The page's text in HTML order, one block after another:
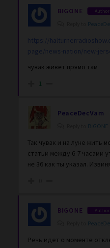
BIGONE Author
https://
page/news-nation/new-
чувак живет прямо там
1
PeaceDecVam
BIGONE
Так чувак и на луне жить
статьи между 6-7 часами
не 36 как ты указал.
BIGONE Author
Речь идет о моменте